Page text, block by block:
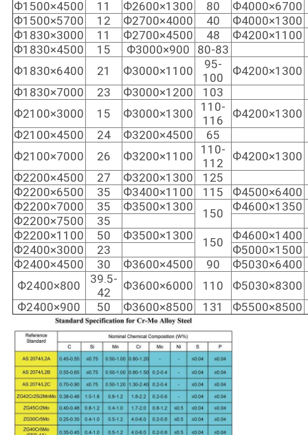
Ф1500×4500
11 Ф2600×1300 80
Ф4000×6700
Ф1500×5700
12 Ф2700×4000 40
Ф4000×1300
Ф1830×3000
11 Ф2700×4500 48
Ф4200×1100
Ф1830×4500
15 Ф3000×900
80-83
Ф1830×6400
21 Ф3000×1100
95-
100
Ф4200×1300
Ф1830×7000
23 Ф3000×1200
103
Ф2100×3000
15 Ф3000×1300
110-
116
Ф4200×1300
Ф2100×4500
24 Ф3200×4500
65
Ф2100×7000
26 Ф3200×1100
110-
112
Ф4200×1300
Ф2200×4500
27 Ф3200×1300
125
Ф2200×6500
35 Ф3400×1100 115
Ф4500×6400
Ф2200×7000
35 Ф3500×1300 150
Ф4600×1350
Ф2200×7500
35
Ф2200×1100
50 Ф3500×1300 150
Ф4600×1400
Ф2400×3000
23
Ф5000×1500
Ф2400×4500
30 Ф3600×4500 90
Ф5030×6400
Ф2400×800
39.5-
42
Ф3600×6000 110
Ф5030×8300
Ф2400×900
50 Ф3600×8500 131 Ф5500×8500